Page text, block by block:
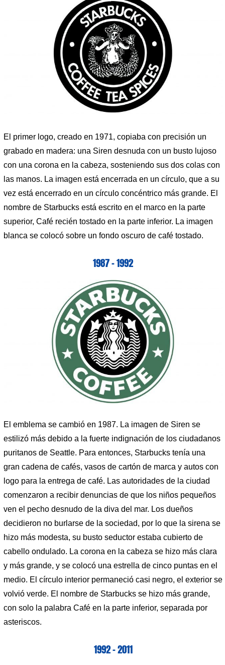
El primer logo, creado en 1971, copiaba con precisión un
grabado en madera: una Siren desnuda con un busto lujoso
con una corona en la cabeza, sosteniendo sus dos colas con
las manos. La imagen está encerrada en un círculo, que a su
vez está encerrado en un círculo concéntrico más grande. El
nombre de Starbucks está escrito en el marco en la parte
superior, Café recién tostado en la parte inferior. La imagen
blanca se colocó sobre un fondo oscuro de café tostado.
1987 – 1992
El emblema se cambió en 1987. La imagen de Siren se
estilizó más debido a la fuerte indignación de los ciudadanos
puritanos de Seattle. Para entonces, Starbucks tenía una
gran cadena de cafés, vasos de cartón de marca y autos con
logo para la entrega de café. Las autoridades de la ciudad
comenzaron a recibir denuncias de que los niños pequeños
ven el pecho desnudo de la diva del mar. Los dueños
decidieron no burlarse de la sociedad, por lo que la sirena se
hizo más modesta, su busto seductor estaba cubierto de
cabello ondulado. La corona en la cabeza se hizo más clara
y más grande, y se colocó una estrella de cinco puntas en el
medio. El círculo interior permaneció casi negro, el exterior se
volvió verde. El nombre de Starbucks se hizo más grande,
con solo la palabra Café en la parte inferior, separada por
asteriscos.
1992 – 2011